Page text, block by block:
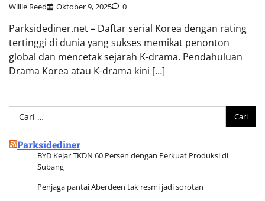
Willie Reed Oktober 9, 2025 0
Parksidediner.net – Daftar serial Korea dengan rating
tertinggi di dunia yang sukses memikat penonton
global dan mencetak sejarah K-drama. Pendahuluan
Drama Korea atau K-drama kini […]
Cari
untuk:
Parksidediner
BYD Kejar TKDN 60 Persen dengan Perkuat Produksi di
Subang
Penjaga pantai Aberdeen tak resmi jadi sorotan